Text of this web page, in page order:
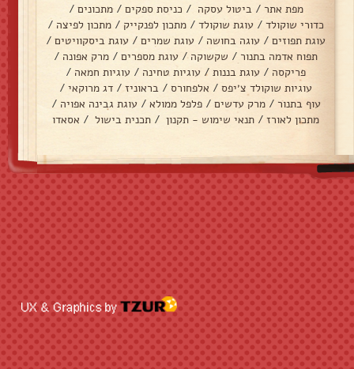
מפת אתר / ביטול עסקה / כניסת ספקים / מתכונים /
כדורי שוקולד / עוגת שוקולד / מתכון לפנקייק / מתכון לפיצה /
עוגת תפוזים / עוגה בחושה / עוגת שמרים / עוגת ביסקוויטים /
תפוח אדמה בתנור / שקשוקה / עוגת מספרים / מרק אפונה /
פריקסה / עוגת בננות / עוגיות טחינה / עוגיות חמאה /
עוגיות שוקולד צ׳יפס / אלפחורס / בראוניז / דג מרוקאי /
עוף בתנור / מרק עדשים / פלפל ממולא / עוגת גבינה אפויה /
מתכון לאורז / תנאי שימוש - תקנון / תכנית בישול / אסאדו